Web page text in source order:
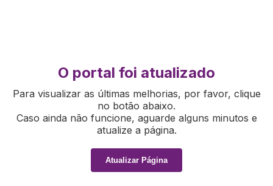
O portal foi atualizado
Para visualizar as últimas melhorias, por favor, clique
no botão abaixo.
Caso ainda não funcione, aguarde alguns minutos e
atualize a página.
Atualizar Página